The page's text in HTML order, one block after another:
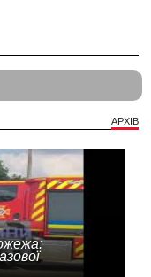
АРХІВ